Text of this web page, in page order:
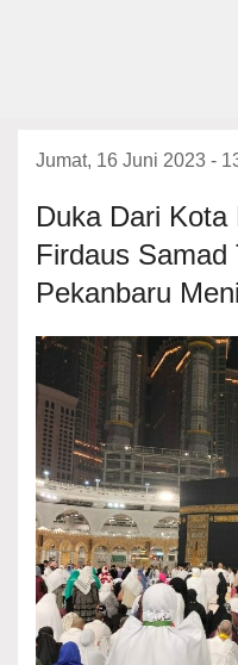
Jumat, 16 Juni 2023 -
Duka Dari
Firdaus Samad
Pekanbaru